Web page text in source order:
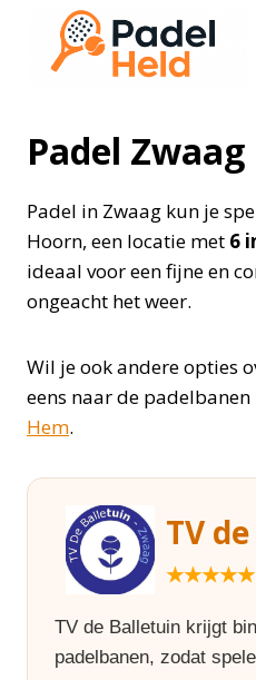
Doorgaan
inhoud
Padel Zwaag
Padel in Zwaag kun je
Hoorn, een locatie met 6
ideaal voor een fijne en
ongeacht het weer.
Wil je ook andere opties
eens naar de padelbanen
Hem.
TV
★★★★★
TV de Balletuin krijgt
padelbanen, zodat